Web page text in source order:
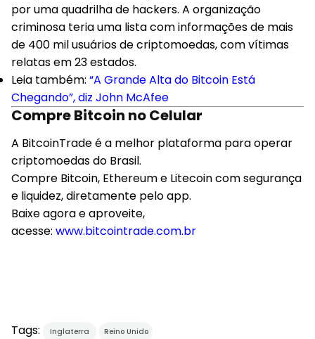
por uma quadrilha de hackers. A organização
criminosa teria uma lista com informações de mais
de 400 mil usuários de criptomoedas, com vítimas
relatas em 23 estados.
Leia também: “A Grande Alta do Bitcoin Está
Chegando”, diz John McAfee
Compre Bitcoin no Celular
A BitcoinTrade é a melhor plataforma para operar
criptomoedas do Brasil.
Compre Bitcoin, Ethereum e Litecoin com segurança
e liquidez, diretamente pelo app.
Baixe agora e aproveite,
acesse: www.bitcointrade.com.br
Tags: Inglaterra Reino Unido